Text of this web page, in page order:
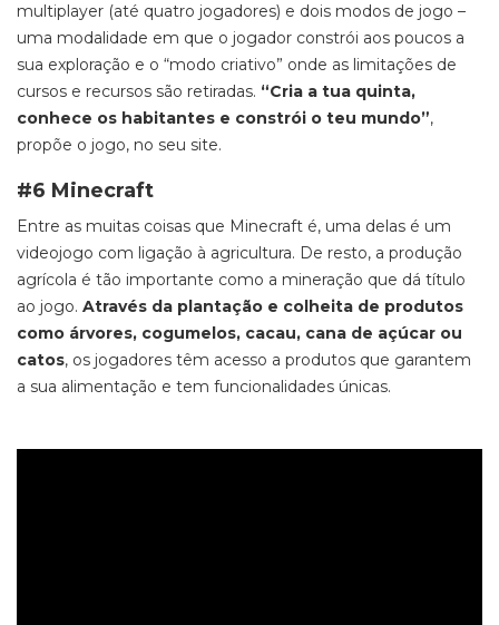
multiplayer (até quatro jogadores) e dois modos de jogo –
uma modalidade em que o jogador constrói aos poucos a
sua exploração e o “modo criativo” onde as limitações de
cursos e recursos são retiradas. “Cria a tua quinta,
conhece os habitantes e constrói o teu mundo”,
propõe o jogo, no seu site.
#6 Minecraft
Entre as muitas coisas que Minecraft é, uma delas é um
videojogo com ligação à agricultura. De resto, a produção
agrícola é tão importante como a mineração que dá título
ao jogo. Através da plantação e colheita de produtos
como árvores, cogumelos, cacau, cana de açúcar ou
catos, os jogadores têm acesso a produtos que garantem
a sua alimentação e tem funcionalidades únicas.